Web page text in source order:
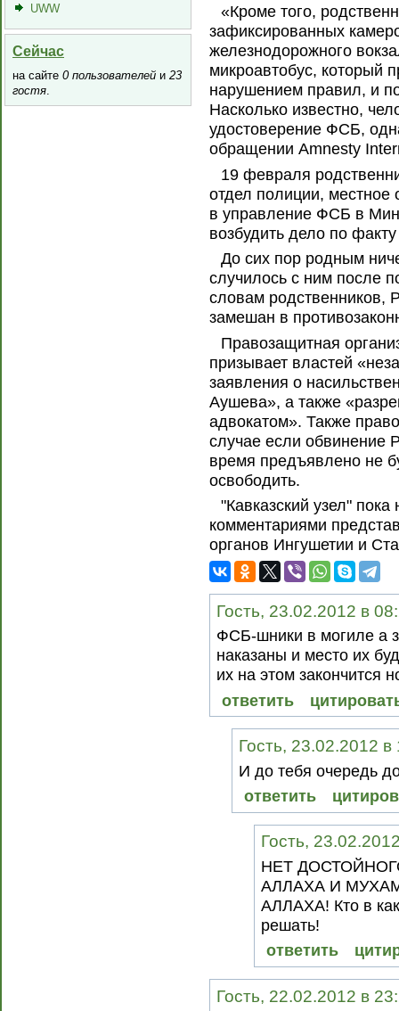
UWW
Сейчас
на сайте 0 пользователей и 23
гостя.
«Кроме того,
зафиксированных
железнодорожного
микроавтобус, который
нарушением правил, и
Насколько известно,
удостоверение ФСБ,
обращении Amnesty
19 февраля
отдел полиции, местное
в управление ФСБ в
возбудить дело по
До сих пор родным
случилось с ним после
словам родственников,
замешан в
Правозащитная
призывает властей
заявления о
Аушева», а также
адвокатом». Также
случае если обвинение
время предъявлено не
освободить.
"Кавказский узел"
комментариями
органов Ингушетии и
Гость, 23.02.2012 в
ФСБ-шники в могиле а
наказаны и место их
их на этом закончится
ответить
Гость, 23.02.2012
И до тебя очередь
ответить
Гость,
НЕТ
АЛЛАХА И
АЛЛАХА! Кто в
решать!
ответить
Гость, 22.02.2012 в